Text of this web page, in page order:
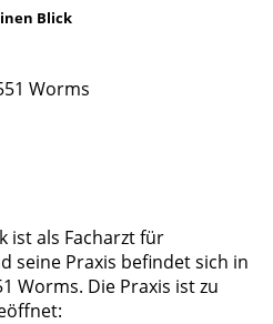
Blick
Worms
ist als Facharzt für
seine Praxis befindet sich in
Worms. Die Praxis ist zu